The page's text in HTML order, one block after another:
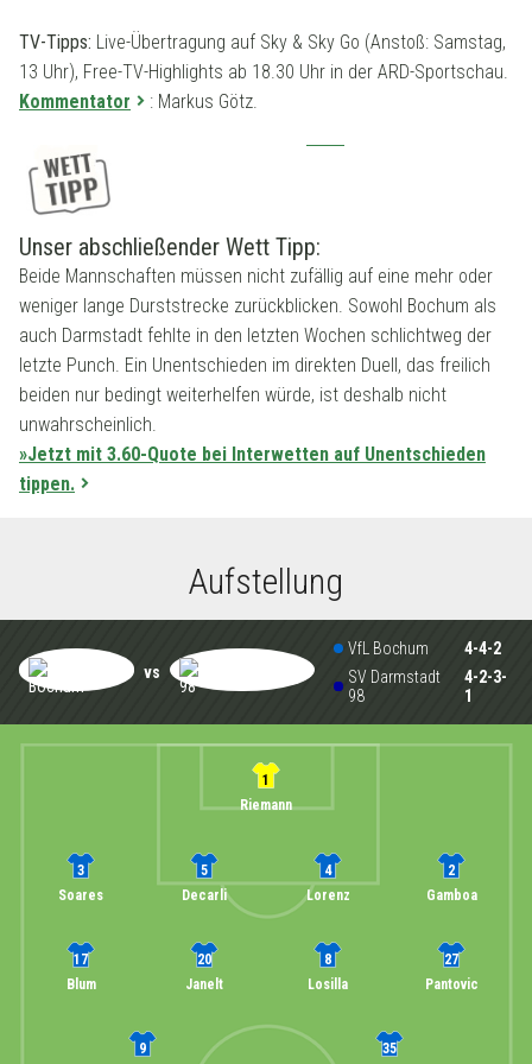
TV-Tipps: Live-Übertragung auf Sky & Sky Go (Anstoß: Samstag,
13 Uhr), Free-TV-Highlights ab 18.30 Uhr in der ARD-Sportschau.
Kommentator
: Markus Götz.
Unser abschließender Wett Tipp:
Beide Mannschaften müssen nicht zufällig auf eine mehr oder
weniger lange Durststrecke zurückblicken. Sowohl Bochum als
auch Darmstadt fehlte in den letzten Wochen schlichtweg der
letzte Punch. Ein Unentschieden im direkten Duell, das freilich
beiden nur bedingt weiterhelfen würde, ist deshalb nicht
unwahrscheinlich.
»Jetzt mit 3.60-Quote bei Interwetten auf Unentschieden
tippen.
Aufstellung
vs
VfL Bochum
SV Darmstadt
98
4-4-2
4-2-3-
1
1
Riemann
2
Gamboa
4
Lorenz
5
Decarli
3
Soares
27
Pantovic
8
Losilla
20
Janelt
17
Blum
35
9